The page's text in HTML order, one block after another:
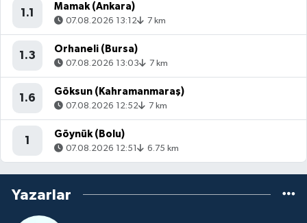
1.1
Mamak (Ankara)
07.08.2026 13:12 7 km
1.3
Orhaneli (Bursa)
07.08.2026 13:03 7 km
1.6
Göksun (Kahramanmaraş)
07.08.2026 12:52 7 km
1
Göynük (Bolu)
07.08.2026 12:51 6.75 km
Yazarlar